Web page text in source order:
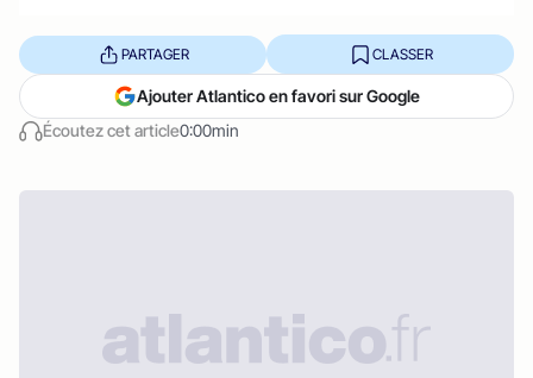
Écoutez cet article0:00min
PARTAGER CLASSER
Ajouter Atlantico en favori sur Google